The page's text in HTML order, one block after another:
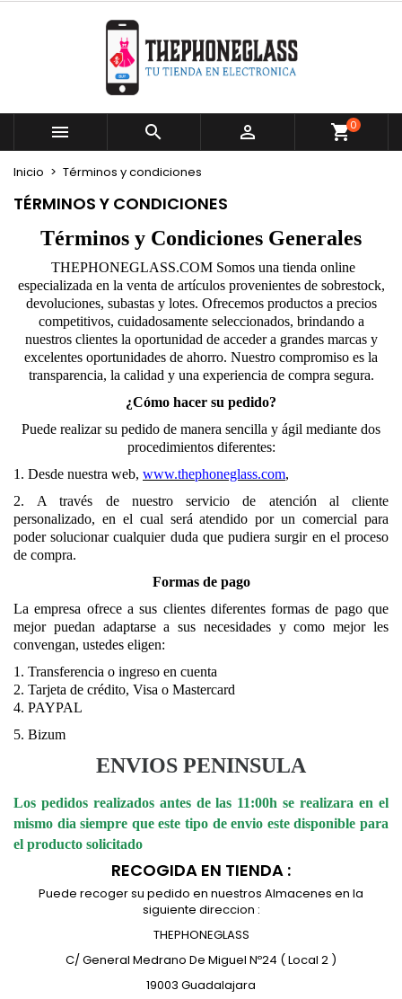
   0
Inicio Términos y condiciones
TÉRMINOS Y CONDICIONES
Términos y Condiciones Generales
THEPHONEGLASS.COM Somos una tienda online
especializada en la venta de artículos provenientes de sobrestock,
devoluciones, subastas y lotes. Ofrecemos productos a precios
competitivos, cuidadosamente seleccionados, brindando a
nuestros clientes la oportunidad de acceder a grandes marcas y
excelentes oportunidades de ahorro. Nuestro compromiso es la
transparencia, la calidad y una experiencia de compra segura.
¿Cómo hacer su pedido?
Puede realizar su pedido de manera sencilla y ágil mediante dos
procedimientos diferentes:
1. Desde nuestra web, www.thephoneglass.com,
2. A través de nuestro servicio de atención al cliente
personalizado, en el cual será atendido por un comercial para
poder solucionar cualquier duda que pudiera surgir en el proceso
de compra.
Formas de pago
La empresa ofrece a sus clientes diferentes formas de pago que
mejor puedan adaptarse a sus necesidades y como mejor les
convengan, ustedes eligen:
1. Transferencia o ingreso en cuenta
2. Tarjeta de crédito, Visa o Mastercard
4. PAYPAL
5. Bizum
ENVIOS PENINSULA
Los pedidos realizados antes de las 11:00h se realizara en el
mismo dia siempre que este tipo de envio este disponible para
el producto solicitado
RECOGIDA EN TIENDA :
Puede recoger su pedido en nuestros Almacenes en la
siguiente direccion :
THEPHONEGLASS
C/ General Medrano De Miguel Nº24 ( Local 2 )
19003 Guadalajara
Mi lista de deseos
Crear nueva lista
((modalTitle))
((confirmMessage))
((cancelText)) ((modalDeleteText))
Crear lista de deseos
Nombre de la lista de deseos
Cancelar
Iniciar sesión
Debe iniciar sesión para guardar productos en su
lista de deseos.
Cancelar Iniciar sesión